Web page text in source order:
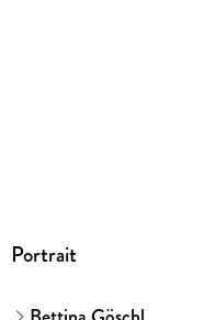
Portrait